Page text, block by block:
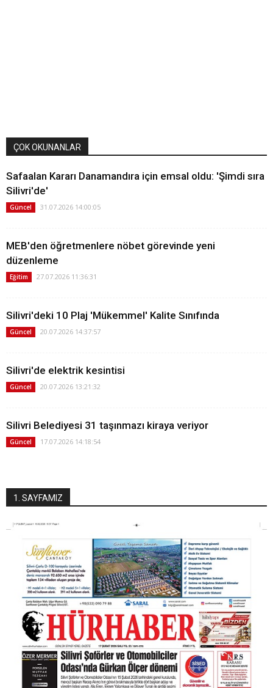
ÇOK OKUNANLAR
Safaalan Kararı Danamandıra için emsal oldu: 'Şimdi sıra
Silivri'de'
Güncel 31.07.2026 14:00:05
MEB'den öğretmenlere nöbet görevinde yeni
düzenleme
Eğitim 27.07.2026 11:36:31
Silivri'deki 10 Plaj 'Mükemmel' Kalite Sınıfında
Güncel 20.07.2026 14:37:57
Silivri'de elektrik kesintisi
Güncel 20.07.2026 13:21:32
Silivri Belediyesi 31 taşınmazı kiraya veriyor
Güncel 17.07.2026 14:18:54
1. SAYFAMIZ